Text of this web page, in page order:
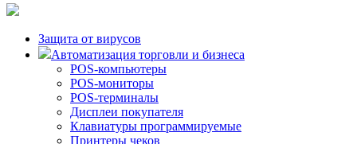
Защита от вирусов
Автоматизация торговли и бизнеса
POS-компьютеры
POS-мониторы
POS-терминалы
Дисплеи покупателя
Клавиатуры программируемые
Принтеры чеков